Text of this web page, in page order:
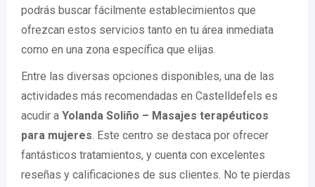
podrás buscar fácilmente establecimientos que
ofrezcan estos servicios tanto en tu área inmediata
como en una zona específica que elijas.
Entre las diversas opciones disponibles, una de las
actividades más recomendadas en Castelldefels es
acudir a Yolanda Soliño – Masajes terapéuticos
para mujeres. Este centro se destaca por ofrecer
fantásticos tratamientos, y cuenta con excelentes
reseñas y calificaciones de sus clientes. No te pierdas